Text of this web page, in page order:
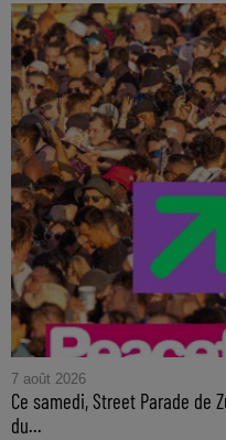
7 août 2026
Ce samedi, Street Parade de
du...